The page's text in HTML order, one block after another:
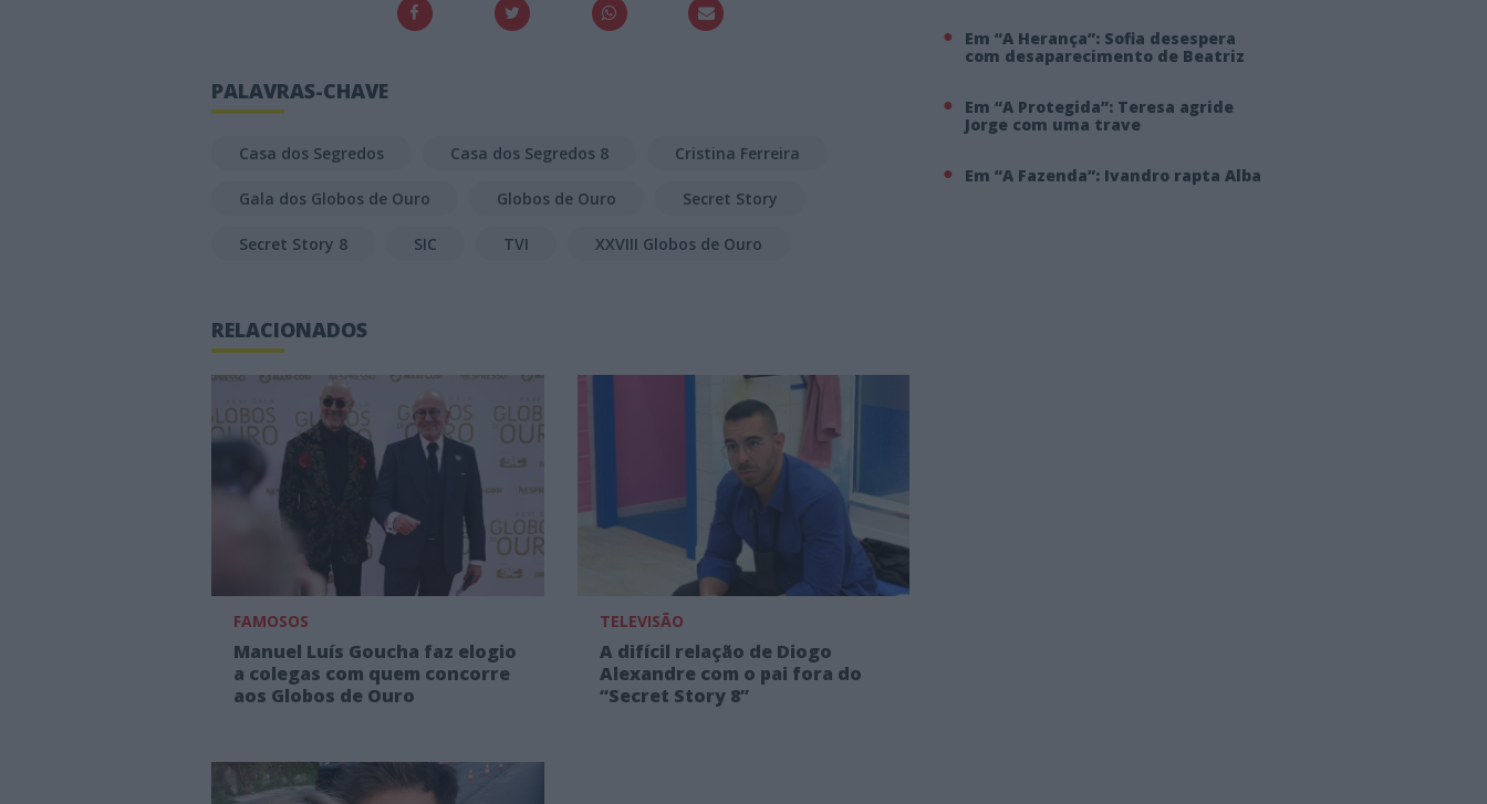
PALAVRAS-CHAVE
Casa dos Segredos Casa dos Segredos 8 Cristina Ferreira
Gala dos Globos de Ouro Globos de Ouro Secret Story
Secret Story 8 SIC TVI XXVIII Globos de Ouro
RELACIONADOS
FAMOSOS
Manuel Luís Goucha faz elogio
a colegas com quem concorre
aos Globos de Ouro
TELEVISÃO
A difícil relação de Diogo
Alexandre com o pai fora do
“Secret Story 8”
Em “A Herança”: Sofia desespera
com desaparecimento de Beatriz
Em “A Protegida”: Teresa agride
Jorge com uma trave
Em “A Fazenda”: Ivandro rapta Alba